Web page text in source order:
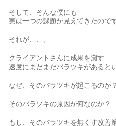
そして、そんな僕にも
実は一つの課題が見えてきたのです
それが、、、
クライアントさんに成果を齎す
速度にまだまだバラツキがあると
なぜ、そのバラツキが起こるのか？
そのバラツキの原因が何なのか？
もし、そのバラツキを無くす改善